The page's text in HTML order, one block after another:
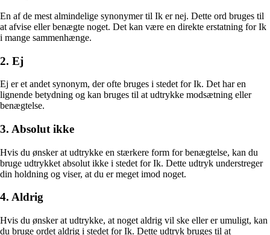
En af de mest almindelige synonymer til Ik er nej. Dette ord bruges til
at afvise eller benægte noget. Det kan være en direkte erstatning for Ik
i mange sammenhænge.
2. Ej
Ej er et andet synonym, der ofte bruges i stedet for Ik. Det har en
lignende betydning og kan bruges til at udtrykke modsætning eller
benægtelse.
3. Absolut ikke
Hvis du ønsker at udtrykke en stærkere form for benægtelse, kan du
bruge udtrykket absolut ikke i stedet for Ik. Dette udtryk understreger
din holdning og viser, at du er meget imod noget.
4. Aldrig
Hvis du ønsker at udtrykke, at noget aldrig vil ske eller er umuligt, kan
du bruge ordet aldrig i stedet for Ik. Dette udtryk bruges til at